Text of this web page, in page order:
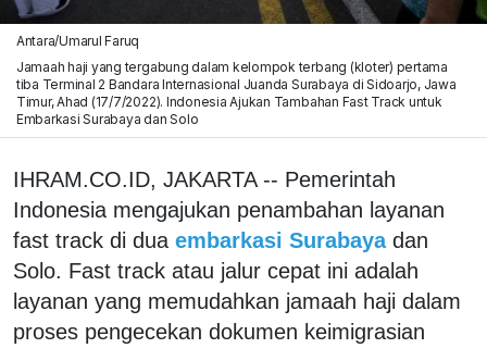
Antara/Umarul Faruq
Jamaah haji yang tergabung dalam kelompok terbang (kloter) pertama
tiba Terminal 2 Bandara Internasional Juanda Surabaya di Sidoarjo, Jawa
Timur, Ahad (17/7/2022). Indonesia Ajukan Tambahan Fast Track untuk
Embarkasi Surabaya dan Solo
IHRAM.CO.ID, JAKARTA -- Pemerintah
Indonesia mengajukan penambahan layanan
fast track di dua embarkasi Surabaya dan
Solo. Fast track atau jalur cepat ini adalah
layanan yang memudahkan jamaah haji dalam
proses pengecekan dokumen keimigrasian